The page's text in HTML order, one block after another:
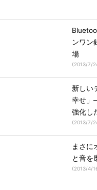
ンワン
場
(2013/7/
新しい
幸せ」
強化し
(2013/7/
まさに
と音を
(2013/4/